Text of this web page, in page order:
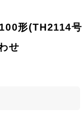
形(TH2114号
せ